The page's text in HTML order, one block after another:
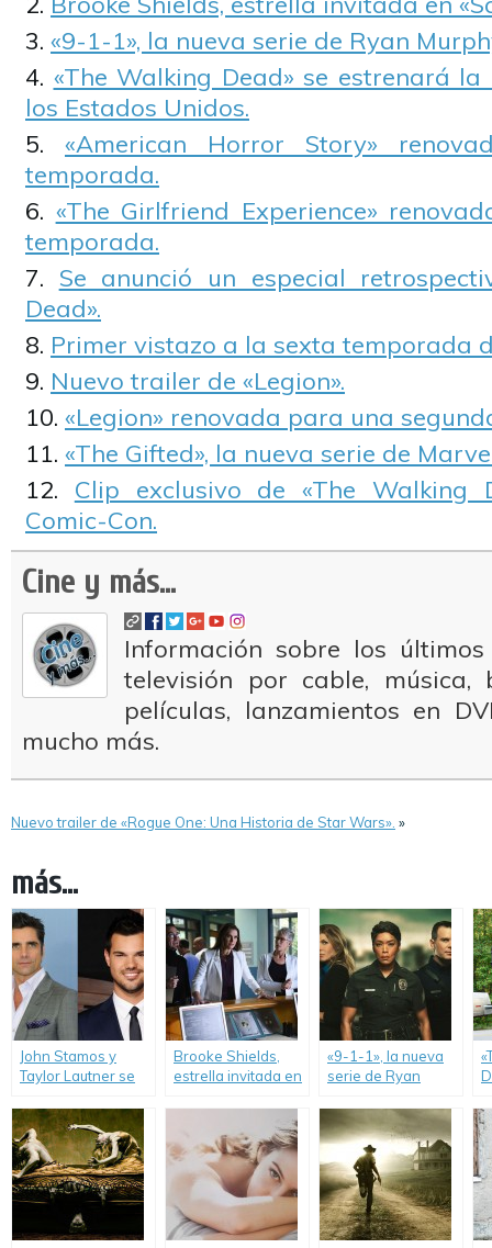
«9-1-1», la nueva serie de Ryan
«The Walking Dead» se estrenará
los Estados Unidos.
«American Horror Story»
temporada.
«The Girlfriend Experience»
temporada.
Se anunció un especial
Dead».
Primer vistazo a la sexta temporada
Nuevo trailer de «Legion».
«Legion» renovada para una
«The Gifted», la nueva serie de
Clip exclusivo de «The Walking
Comic-Con.
Cine y más...
Información sobre los
televisión por cable, música,
películas, lanzamientos en
mucho más.
Nuevo trailer de «Rogue One: Una Historia de Star Wars». »
más...
John Stamos y
Taylor Lautner se
«Scream Queens».
Brooke Shields,
estrella invitada en
«9-1-1», la nueva
serie de Ryan